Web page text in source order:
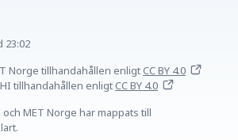
23:02
Norge tillhandahållen enligtCC BY 4.0
tillhandahållen enligtCC BY 4.0
MET Norge har mappats till